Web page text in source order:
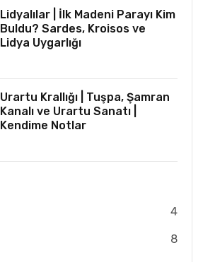
Lidyalılar | İlk Madeni Parayı Kim
Buldu? Sardes, Kroisos ve
Lidya Uygarlığı
Urartu Krallığı | Tuşpa, Şamran
Kanalı ve Urartu Sanatı |
Kendime Notlar
4
8